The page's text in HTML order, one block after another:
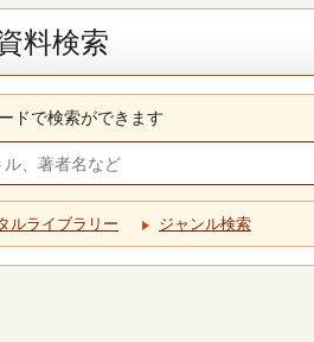
料検索
ドで検索ができます
ルライブラリー ジャンル検索